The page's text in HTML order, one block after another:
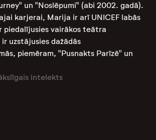
un "Noslēpumi" (abi 2002. gadā).
karjerai, Marija ir arī UNICEF labās
piedalījusies vairākos teātra
uzstājusies dažādās
piemēram, "Pusnakts Parīzē" un
intelekts